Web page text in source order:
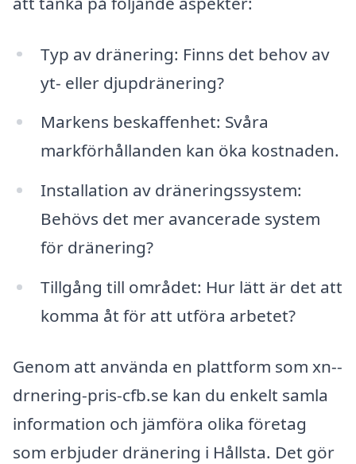
Typ av dränering: Finns det behov av
yt- eller djupdränering?
Markens beskaffenhet: Svåra
markförhållanden kan öka kostnaden.
Installation av dräneringssystem:
Behövs det mer avancerade system
för dränering?
Tillgång till området: Hur lätt är det att
komma åt för att utföra arbetet?
Genom att använda en plattform som xn--
drnering-pris-cfb.se kan du enkelt samla
information och jämföra olika företag
som erbjuder dränering i Hållsta. Det gör